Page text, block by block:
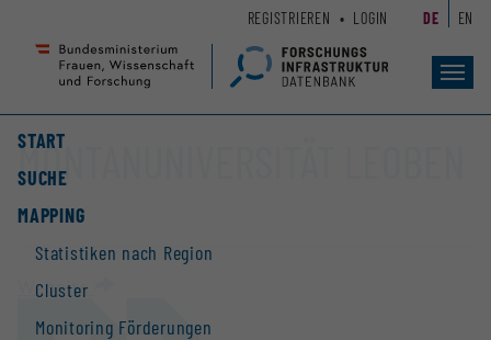
Seiteninhalt
Accesskey
Hauptnavigation
Accesskey
START
SUCHE
MAPPING
Statistiken nach Region
Cluster
Monitoring Förderungen
REGISTRIEREN LOGIN DE EN
MONTANUNIVERSITÄT LEOBEN
Website